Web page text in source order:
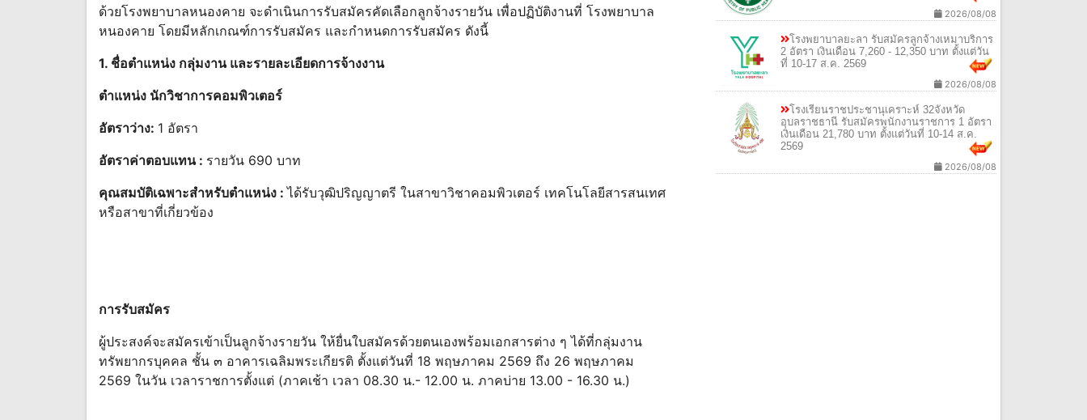
ด้วยโรงพยาบาลหนองคาย จะดําเนินการรับสมัครคัดเลือกลูกจ้างรายวัน เพื่อปฏิบัติงานที่ โรงพยาบาล
หนองคาย โดยมีหลักเกณฑ์การรับสมัคร และกําหนดการรับสมัคร ดังนี้
1. ชื่อตําแหน่ง กลุ่มงาน และรายละเอียดการจ้างงาน
ตําแหน่ง นักวิชาการคอมพิวเตอร์
อัตราว่าง: 1 อัตรา
อัตราค่าตอบแทน : รายวัน 690 บาท
คุณสมบัติเฉพาะสำหรับตำแหน่ง :ได้รับวุฒิปริญญาตรี ในสาขาวิชาคอมพิวเตอร์ เทคโนโลยีสารสนเทศ
หรือสาขาที่เกี่ยวข้อง
การรับสมัคร
ผู้ประสงค์จะสมัครเข้าเป็นลูกจ้างรายวัน ให้ยื่นใบสมัครด้วยตนเองพร้อมเอกสารต่าง ๆ ได้ที่กลุ่มงาน
ทรัพยากรบุคคล ชั้น ๓ อาคารเฉลิมพระเกียรติ ตั้งแต่วันที่ 18 พฤษภาคม 2569 ถึง 26 พฤษภาคม
2569 ในวัน เวลาราชการตั้งแต่ (ภาคเช้า เวลา 08.30 น.- 12.00 น. ภาคบ่าย 13.00 - 16.30 น.)
2026/08/08
โรงพยาบาลยะลา รับสมัครลูกจ้างเหมาบริการ
2 อัตรา เงินเดือน 7,260 - 12,350 บาท ตั้งแต่วัน
ที่ 10-17 ส.ค. 2569
2026/08/08
โรงเรียนราชประชานุเคราะห์ 32จังหวัด
อุบลราชธานี รับสมัครพนักงานราชการ 1 อัตรา
เงินเดือน 21,780 บาท ตั้งแต่วันที่ 10-14 ส.ค.
2569
2026/08/08